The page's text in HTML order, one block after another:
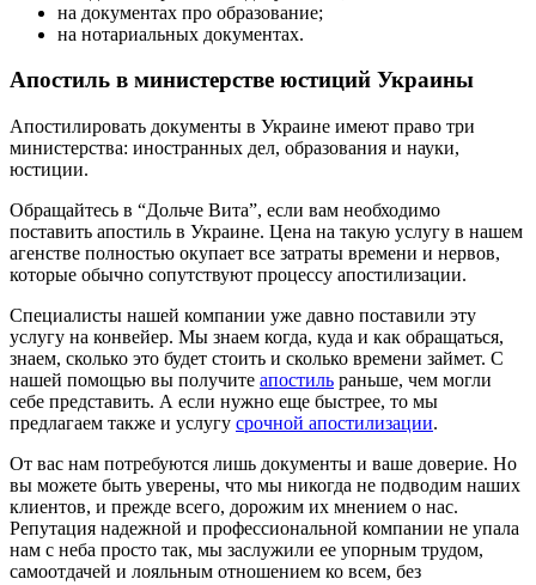
на документах про образование;
на нотариальных документах.
Апостиль в министерстве юстиций Украины
Апостилировать документы в Украине имеют право три
министерства: иностранных дел, образования и науки,
юстиции.
Обращайтесь в “Дольче Вита”, если вам необходимо
поставить апостиль в Украине. Цена на такую услугу в нашем
агенстве полностью окупает все затраты времени и нервов,
которые обычно сопутствуют процессу апостилизации.
Специалисты нашей компании уже давно поставили эту
услугу на конвейер. Мы знаем когда, куда и как обращаться,
знаем, сколько это будет стоить и сколько времени займет. С
нашей помощью вы получите апостиль раньше, чем могли
себе представить. А если нужно еще быстрее, то мы
предлагаем также и услугу срочной апостилизации.
От вас нам потребуются лишь документы и ваше доверие. Но
вы можете быть уверены, что мы никогда не подводим наших
клиентов, и прежде всего, дорожим их мнением о нас.
Репутация надежной и профессиональной компании не упала
нам с неба просто так, мы заслужили ее упорным трудом,
самоотдачей и лояльным отношением ко всем, без